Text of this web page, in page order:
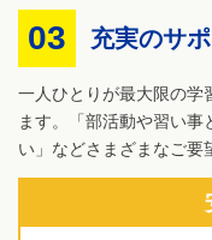
03 充実のサ
一人ひとりが最大限の学
ます。「部活動や習い事
い」などさまざまなご要